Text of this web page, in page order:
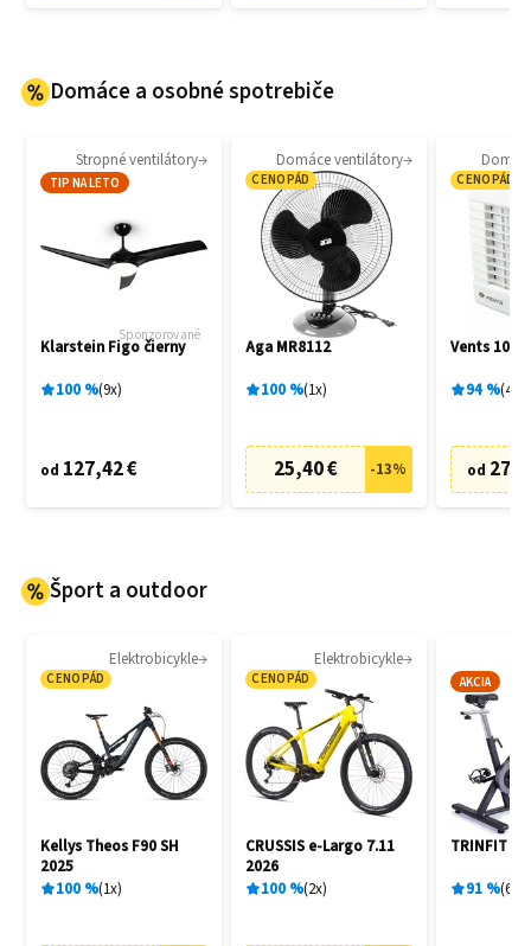
Domáce a osobné spotrebiče
Stropné ventilátory
TIP NA LETO
Sponzorované
Klarstein Figo čierny
100% 9x
od 127,42 €
Domáce ventilátory
CENOPÁD
Aga MR8112
100% 1x
25,40 € -13%
CENOPÁD
Vents 100
94% 4
od
Šport a outdoor
Elektrobicykle
CENOPÁD
Kellys Theos F90 SH
2025
100% 1x
Elektrobicykle
CENOPÁD
CRUSSIS e-Largo 7.11
2026
100% 2x
AKCIA
TRINFIT
91% 6